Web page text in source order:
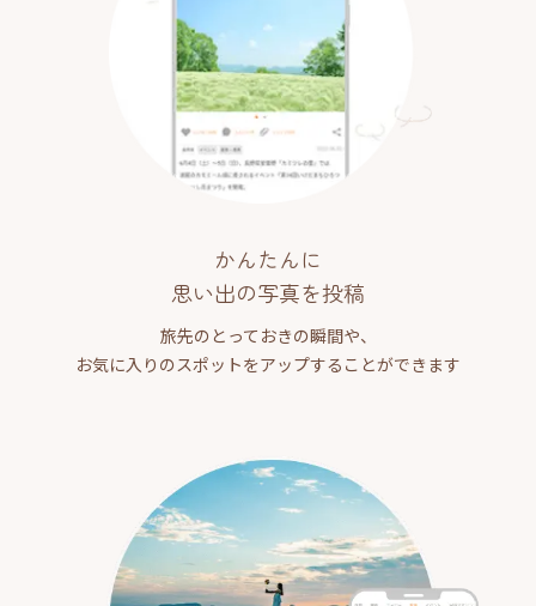
かんたんに
思い出の写真を投稿
旅先のとっておきの瞬間や、
お気に入りのスポットをアップすることができます